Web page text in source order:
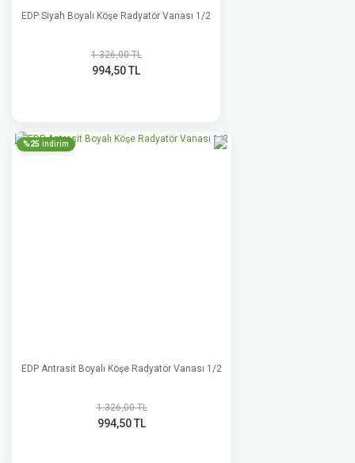
EDP Siyah Boyalı Köşe Radyatör Vanası 1/2
1.326,00 TL
994,50 TL
%25 indirim
EDP Antrasit Boyalı Köşe Radyatör Vanası 1/2
1.326,00 TL
994,50 TL